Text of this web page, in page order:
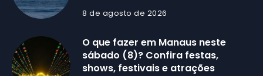
8 de agosto de 2026
O que fazer em Manaus neste
sábado (8)? Confira festas,
shows, festivais e atrações